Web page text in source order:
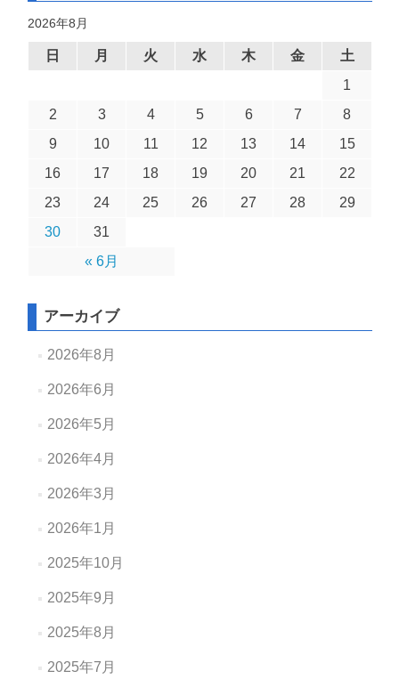
2026年8月
日 月 火 水 木 金 土
« 6月
1
2
3 4 5 6 7
8
9
10 11 12 13 14
15
16
17 18 19 20 21
22
23
24 25 26 27 28
29
30
31
アーカイブ
2026年8月
2026年6月
2026年5月
2026年4月
2026年3月
2026年1月
2025年10月
2025年9月
2025年8月
2025年7月